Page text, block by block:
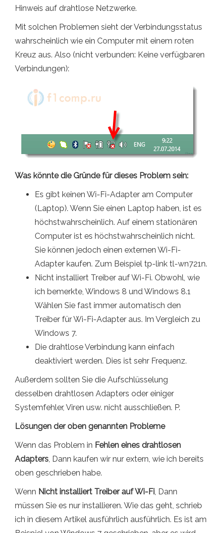
Hinweis auf drahtlose Netzwerke.
Mit solchen Problemen sieht der Verbindungsstatus
wahrscheinlich wie ein Computer mit einem roten
Kreuz aus. Also (nicht verbunden: Keine verfügbaren
Verbindungen):
Was könnte die Gründe für dieses Problem sein:
Es gibt keinen Wi-Fi-Adapter am Computer
(Laptop). Wenn Sie einen Laptop haben, ist es
höchstwahrscheinlich. Auf einem stationären
Computer ist es höchstwahrscheinlich nicht.
Sie können jedoch einen externen Wi-Fi-
Adapter kaufen. Zum Beispiel tp-link tl-wn721n.
Nicht installiert Treiber auf Wi-Fi. Obwohl, wie
ich bemerkte, Windows 8 und Windows 8.1
Wählen Sie fast immer automatisch den
Treiber für Wi-Fi-Adapter aus. Im Vergleich zu
Windows 7.
Die drahtlose Verbindung kann einfach
deaktiviert werden. Dies ist sehr Frequenz.
Außerdem sollten Sie die Aufschlüsselung
desselben drahtlosen Adapters oder einiger
Systemfehler, Viren usw. nicht ausschließen. P.
Lösungen der oben genannten Probleme
Wenn das Problem in Fehlen eines drahtlosen
Adapters, Dann kaufen wir nur extern, wie ich bereits
oben geschrieben habe.
Wenn Nicht installiert Treiber auf Wi-Fi, Dann
müssen Sie es nur installieren. Wie das geht, schrieb
ich in diesem Artikel ausführlich ausführlich. Es ist am